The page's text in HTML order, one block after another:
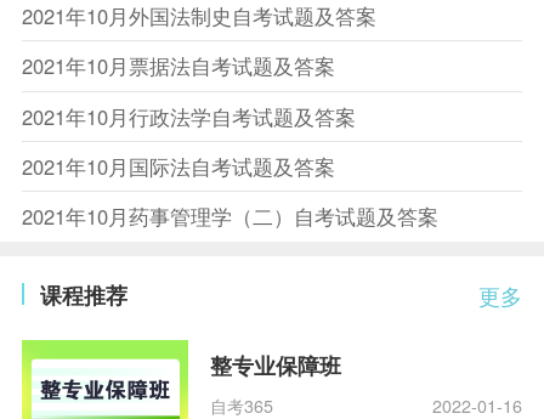
2021年10月外国法制史自考试题及答案
2021年10月票据法自考试题及答案
2021年10月行政法学自考试题及答案
2021年10月国际法自考试题及答案
2021年10月药事管理学（二）自考试题及答案
更多
课程推荐
整专业保障班
自考365 2022-01-16